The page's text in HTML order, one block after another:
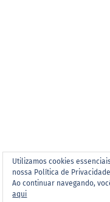
Utilizamos cookies
nossa Política de
Ao continuar navegando,
aqui